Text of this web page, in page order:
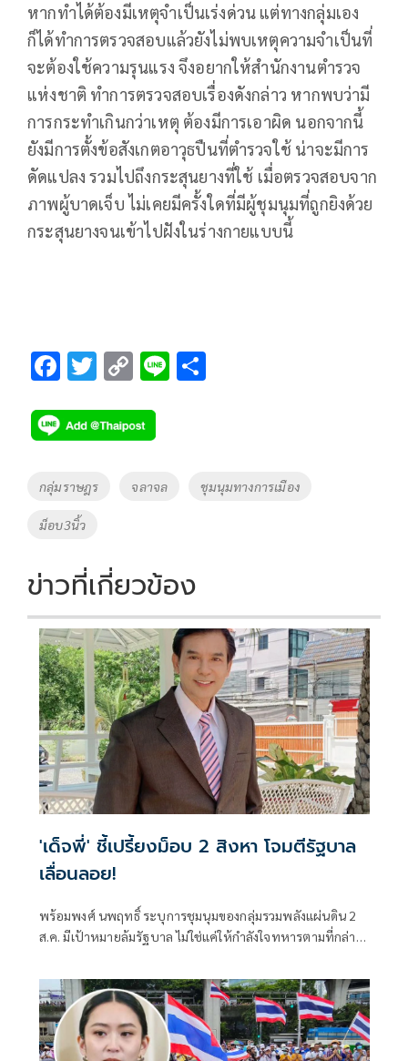
หากทำได้ต้องมีเหตุจำเป็นเร่งด่วน แต่ทางกลุ่มเอง
ก็ได้ทำการตรวจสอบแล้วยังไม่พบเหตุความจำเป็นที่
จะต้องใช้ความรุนแรง จึงอยากให้สำนักงานตำรวจ
แห่งชาติ ทำการตรวจสอบเรื่องดังกล่าว หากพบว่ามี
การกระทำเกินกว่าเหตุ ต้องมีการเอาผิด นอกจากนี้
ยังมีการตั้งข้อสังเกตอาวุธปืนที่ตำรวจใช้ น่าจะมีการ
ดัดแปลง รวมไปถึงกระสุนยางที่ใช้ เมื่อตรวจสอบจาก
ภาพผู้บาดเจ็บ ไม่เคยมีครั้งใดที่มีผู้ชุมนุมที่ถูกยิงด้วย
กระสุนยางจนเข้าไปฝังในร่างกายแบบนี้
F
e
b
o
o
k
T
tt
er
C
p
y
Li
Li
Tags
กลุ่มราษฎร จลาจล ชุมนุมทางการเมือง
ม็อบ3นิ้ว
ข่าวที่เกี่ยวข้อง
'เด็จพี่' ชี้เปรี้ยงม็อบ 2 สิงหา โจมตีรัฐบาล
เลื่อนลอย!
พร้อมพงศ์ นพฤทธิ์ ระบุการชุมนุมของกลุ่มรวมพลังแผ่นดิน 2
ส.ค. มีเป้าหมายล้มรัฐบาล ไม่ใช่แค่ให้กำลังใจทหารตามที่กล่าว
ปลุกกระแสเกลียดชั